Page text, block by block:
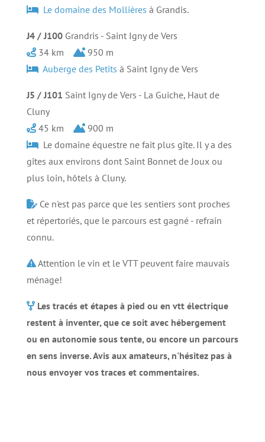
Le domaine des Mollières à Grandis.
J4 / J100Grandris - Saint Igny de Vers
34 km
950 m
Auberge des Petits à Saint Igny de Vers
J5 / J101 Saint Igny de Vers - La Guiche, Haut de
Cluny
45 km
900 m
Le domaine équestre ne fait plus gîte. Il y a des
gîtes aux environs dont Saint Bonnet de Joux ou
plus loin, hôtels à Cluny.
Ce n'est pas parce que les sentiers sont proches
et répertoriés, que le parcours est gagné - refrain
connu.
Attention le vin et le VTT peuvent faire mauvais
ménage!
Les tracés et étapes à pied ou en vtt électrique
restent à inventer, que ce soit avec hébergement
ou en autonomie sous tente, ou encore un parcours
en sens inverse. Avis aux amateurs, n'hésitez pas à
nous envoyer vos traces et commentaires.